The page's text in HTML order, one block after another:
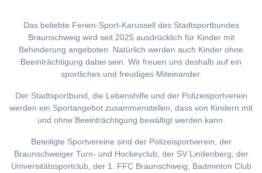
Das beliebte Ferien-Sport-Karussell des Stadtsportbundes
Braunschweig wird seit 2025 ausdrücklich für Kinder mit
Behinderung angeboten. Natürlich werden auch Kinder ohne
Beeinträchtigung dabei sein. Wir freuen uns deshalb auf ein
sportliches und freudiges Miteinander.
Der Stadtsportbund, die Lebenshilfe und der Polizeisportverein
werden ein Sportangebot zusammenstellen, dass von Kindern mit
und ohne Beeinträchtigung bewältigt werden kann.
Beteiligte Sportvereine sind der Polizeisportverein, der
Braunschweiger Turn- und Hockeyclub, der SV Lindenberg, der
Universitätssportclub, der 1. FFC Braunschweig, Badminton Club